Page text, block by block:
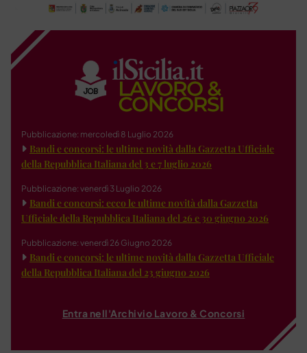
Pubblicazione: mercoledì 8 Luglio 2026
Bandi e concorsi: le ultime novità dalla Gazzetta Ufficiale
della Repubblica Italiana del 3 e 7 luglio 2026
Pubblicazione: venerdì 3 Luglio 2026
Bandi e concorsi: ecco le ultime novità dalla Gazzetta
Ufficiale della Repubblica Italiana del 26 e 30 giugno 2026
Pubblicazione: venerdì 26 Giugno 2026
Bandi e concorsi: le ultime novità dalla Gazzetta Ufficiale
della Repubblica Italiana del 23 giugno 2026
Entra nell'Archivio Lavoro & Concorsi